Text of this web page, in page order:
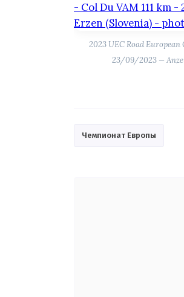
2023 UEC Road
23/09/2023 — Anze
Чемпионат Европы